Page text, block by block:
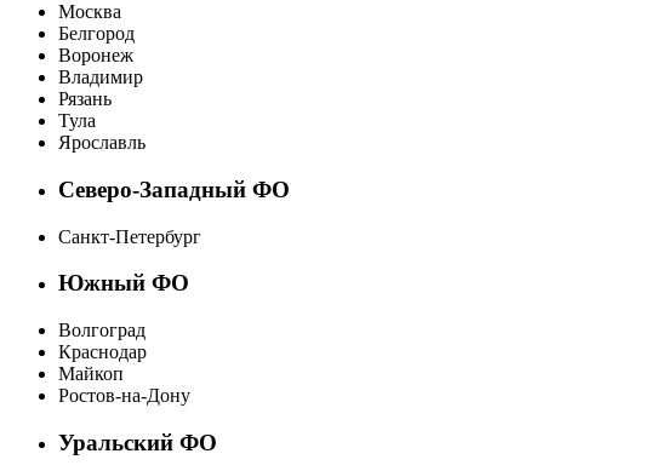
Москва
Белгород
Воронеж
Владимир
Рязань
Тула
Ярославль
Северо-Западный ФО
Санкт-Петербург
Южный ФО
Волгоград
Краснодар
Майкоп
Ростов-на-Дону
Уральский ФО